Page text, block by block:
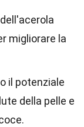
migliorare la
il potenziale
della pelle e